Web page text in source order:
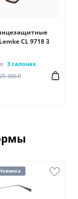
CL 9718 3
3 салонах
25 300 ₽
Новинка